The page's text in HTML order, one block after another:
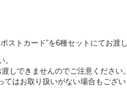
トカード”を6種セットにてお渡
しできませんのでご注意ください。
はお取り扱いがない場合もござ